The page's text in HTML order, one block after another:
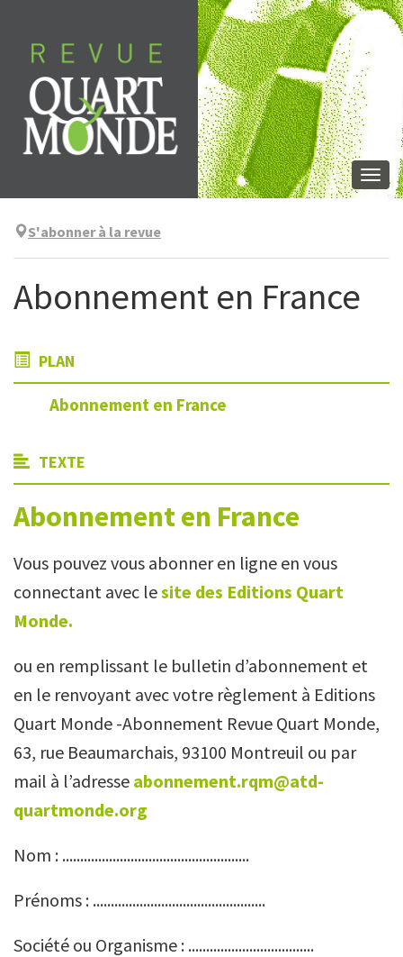
contenu
S'abonner à la revue
Abonnement en France
PLAN
Abonnement en France
TEXTE
Abonnement en France
Vous pouvez vous abonner en ligne en vous
connectant avec lesite des Editions Quart
Monde.
ou en remplissant le bulletin d’abonnement et
en le renvoyant avec votre règlement à Editions
Quart Monde -Abonnement Revue Quart Monde,
63, rue Beaumarchais, 93100 Montreuil ou par
mail à l’adresse abonnement.rqm@atd-
quartmonde.org
Nom : ....................................................
Prénoms : ................................................
Société ou Organisme : ...................................